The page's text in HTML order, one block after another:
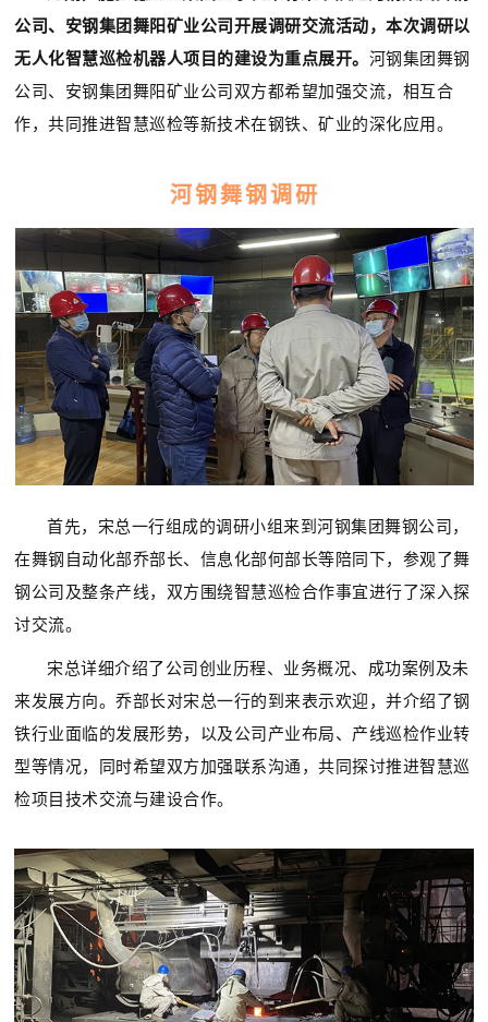
公司、安钢集团舞阳矿业公司开展调研交流活动，本次调研以
无人化智慧巡检机器人项目的建设为重点展开。 河钢集团舞钢
公司、安钢集团舞阳矿业公司双方都希望加强交流，相互合
作，共同推进智慧巡检等新技术在钢铁、矿业的深化应用。
河钢舞钢调研
首先，宋总一行组成的调研小组来到河钢集团舞钢公司，
在舞钢自动化部乔部长、信息化部何部长等陪同下，参观了舞
钢公司及整条产线，双方围绕智慧巡检合作事宜进行了深入探
讨交流。
宋总详细介绍了公司创业历程、业务概况、成功案例及未
来发展方向。乔部长对宋总一行的到来表示欢迎，并介绍了钢
铁行业面临的发展形势，以及公司产业布局、产线巡检作业转
型等情况，同时希望双方加强联系沟通，共同探讨推进智慧巡
检项目技术交流与建设合作。